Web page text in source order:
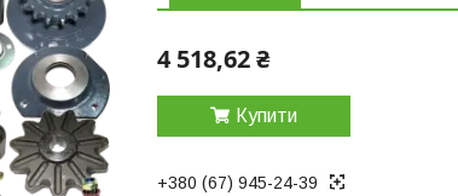
4 518,62 ₴
Купити
+380 (67) 945-24-39